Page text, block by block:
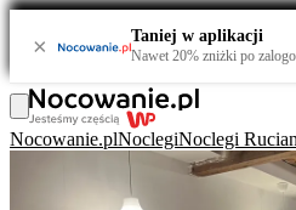
× Taniej w aplikacji
Nawet 20% zniżki po
Nocowanie.plNoclegiNoclegi